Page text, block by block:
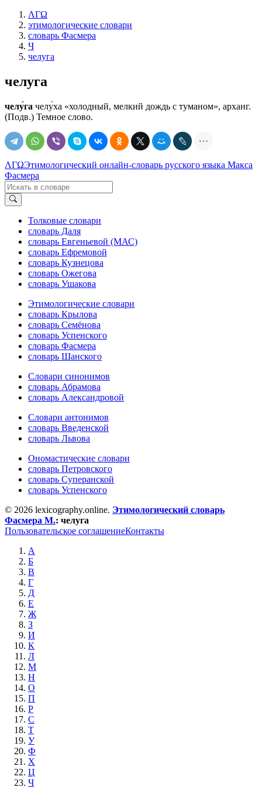
ΛΓΩ
этимологические словари
словарь Фасмера
Ч
челуга
челуга
челу́га челу́ха «холодный, мелкий дождь с туманом», арханг.
(Подв.) Темное слово.
ΛΓΩЭтимологический онлайн-словарь русского языка Макса
Фасмера
Толковые словари
словарь Даля
словарь Евгеньевой (МАС)
словарь Ефремовой
словарь Кузнецова
словарь Ожегова
словарь Ушакова
Этимологические словари
словарь Крылова
словарь Семёнова
словарь Успенского
словарь Фасмера
словарь Шанского
Словари синонимов
словарь Абрамова
словарь Александровой
Словари антонимов
словарь Введенской
словарь Львова
Ономастические словари
словарь Петровского
словарь Суперанской
словарь Успенского
© 2026 lexicography.online. Этимологический словарь
Фасмера М.: челуга
Пользовательское соглашениеКонтакты
А
Б
В
Г
Д
Е
Ж
З
И
К
Л
М
Н
О
П
Р
С
Т
У
Ф
Х
Ц
Ч